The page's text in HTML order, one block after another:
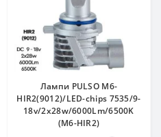
Лампи PULSO M6-
HIR2(9012)/LED-chips 7535/9-
18v/2x28w/6000Lm/6500K
(M6-HIR2)